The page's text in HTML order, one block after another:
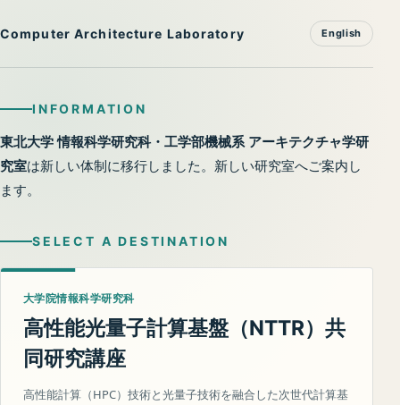
Computer Architecture Laboratory English
INFORMATION
東北大学 情報科学研究科・工学部機械系 アーキテクチャ学研
究室は新しい体制に移行しました。新しい研究室へご案内し
ます。
SELECT A DESTINATION
大学院情報科学研究科
高性能光量子計算基盤（NTTR）共
同研究講座
高性能計算（HPC）技術と光量子技術を融合した次世代計算基